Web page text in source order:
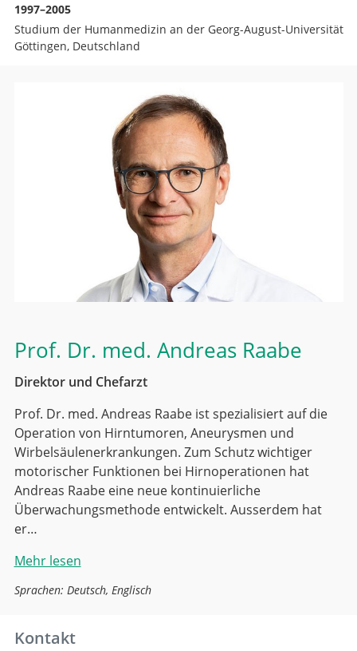
1997–2005
Studium der Humanmedizin an der Georg-August-Universität
Göttingen, Deutschland
Prof. Dr. med. Andreas Raabe
Direktor und Chefarzt
Prof. Dr. med. Andreas Raabe ist spezialisiert auf die
Operation von Hirntumoren, Aneurysmen und
Wirbelsäulenerkrankungen. Zum Schutz wichtiger
motorischer Funktionen bei Hirnoperationen hat
Andreas Raabe eine neue kontinuierliche
Überwachungsmethode entwickelt. Ausserdem hat
er…
Mehr lesen
Sprachen: Deutsch, Englisch
Kontakt